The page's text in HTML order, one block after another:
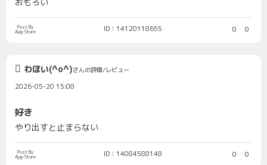
おもろい
Post By
App Store ID：14120118655 0 0
わほい(^o^)さんの評価/レビュー
2026-05-20 15:08
好き
やり出すと止まらない
Post By
App Store ID：14084588148 0 0